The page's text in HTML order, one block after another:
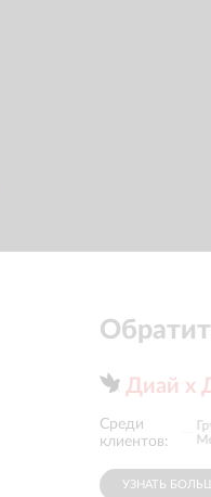
Диай х
Среди
клиентов:
«Мегафон»
УЗНАТЬ